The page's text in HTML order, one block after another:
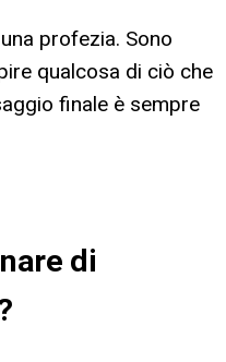
profezia. Sono
qualcosa di ciò che
finale è sempre
di